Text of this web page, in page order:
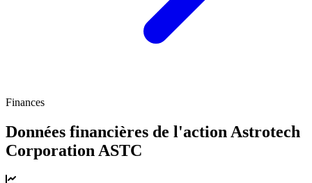
Finances
Données financières de l'action Astrotech
Corporation ASTC